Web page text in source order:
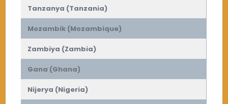
Tanzanya (Tanzania)
Mozambik (Mozambique)
Zambiya (Zambia)
Gana (Ghana)
Nijerya (Nigeria)